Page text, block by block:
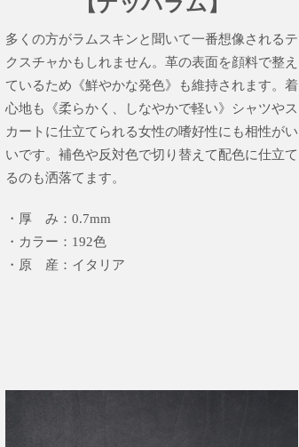
多くの方がラムスキンと聞いて一番想像されるテ
クスチャかもしれません。革の表面を顔料で整え
ているため《鮮やかな発色》も維持されます。着
心地も《柔らかく、しなやかで軽い》シャツやス
カートに仕立てられる女性の嗜好性にも相性がい
いです。補色や反対色で切り替えて配色に仕立て
るのも洒落てます。
・厚 み：0.7mm
・カラー：192色
・原 産：イタリア